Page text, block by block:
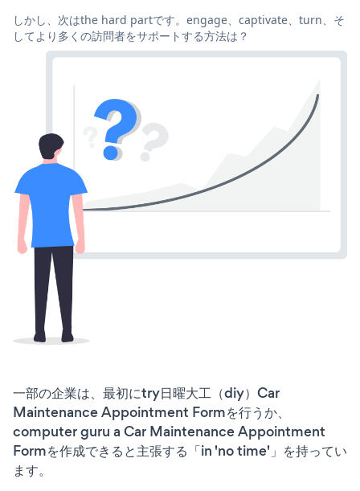
しかし、次はthe hard partです。engage、captivate、turn、そ
してより多くの訪問者をサポートする方法は？
一部の企業は、最初にtry日曜大工（diy）Car
Maintenance Appointment Formを行うか、
computer guru a Car Maintenance Appointment
Formを作成できると主張する「in 'no time'」を持ってい
ます。